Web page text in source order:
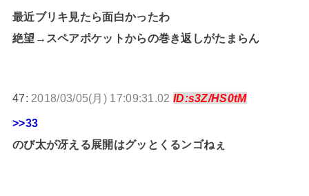
最近ブリキ見たら面白かったわ
絶望→スペアポケットからの巻き返しがたまらん
47: 2018/03/05(月) 17:09:31.02 ID:s3Z/HS0tM
>>33
のび太が冴える展開はグッとくるンゴねぇ